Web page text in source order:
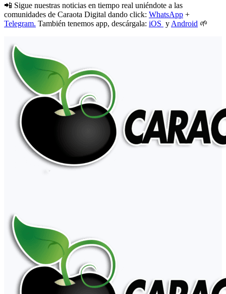
📲 Sigue nuestras noticias en tiempo real uniéndote a las
comunidades de Caraota Digital dando click: WhatsApp +
Telegram. También tenemos app, descárgala: iOS y Android 🌱